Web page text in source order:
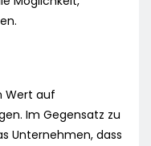
Wert auf
Im Gegensatz zu
Unternehmen, dass